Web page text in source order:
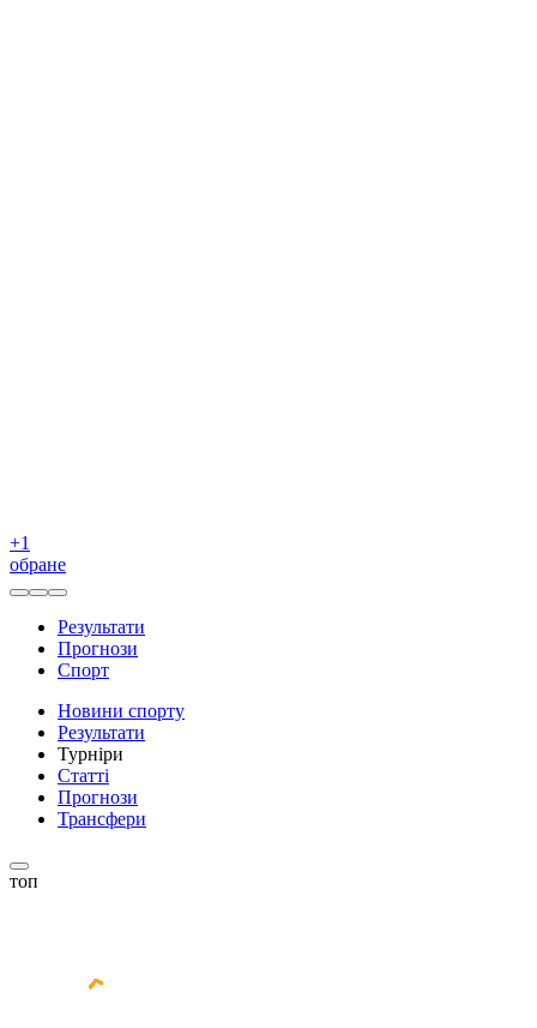
+1
обране
Результати
Прогнози
Спорт
Новини спорту
Результати
Турніри
Статті
Прогнози
Трансфери
топ